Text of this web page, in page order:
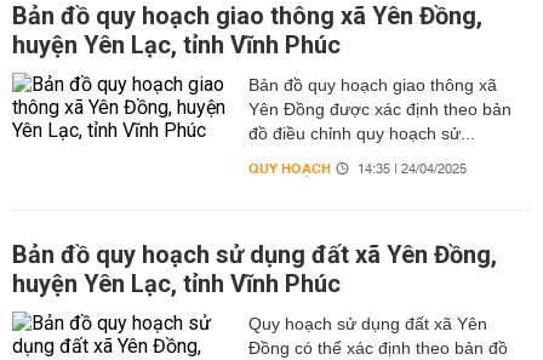
Bản đồ quy hoạch giao thông xã Yên Đồng,
huyện Yên Lạc, tỉnh Vĩnh Phúc
Bản đồ quy hoạch giao thông xã
Yên Đồng được xác định theo bản
đồ điều chỉnh quy hoạch sử...
QUY HOẠCH 14:35 | 24/04/2025
Bản đồ quy hoạch sử dụng đất xã Yên Đồng,
huyện Yên Lạc, tỉnh Vĩnh Phúc
Quy hoạch sử dụng đất xã Yên
Đồng có thể xác định theo bản đồ